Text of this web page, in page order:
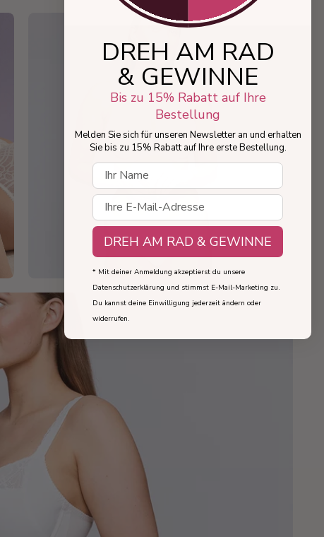
DREH AM RAD
& GEWINNE
Bis zu 15% Rabatt auf Ihre
Bestellung
Melden Sie sich für unseren Newsletter an und erhalten
Sie bis zu 15% Rabatt auf Ihre erste Bestellung.
Dit navn
E-mail
DREH AM RAD & GEWINNE
* Mit deiner Anmeldung akzeptierst du unsere
Datenschutzerklärung und stimmst E-Mail-Marketing zu.
Du kannst deine Einwilligung jederzeit ändern oder
widerrufen.